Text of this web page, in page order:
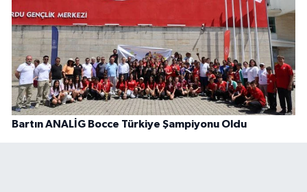
Bartın ANALİG Bocce Türkiye Şampiyonu Oldu